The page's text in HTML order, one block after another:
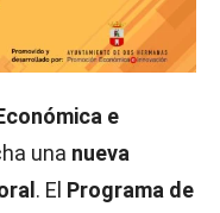
e
una nueva
. El Programa de